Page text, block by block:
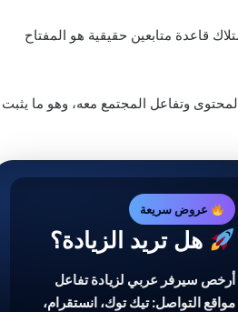
قاعدة متابعين حقيقية هو المفتاح
المحتوى وتفاعل المجتمع معه، وهو ما يثبت
عروض سريعة
هل تريد الزيادة؟
أرخص سيرفر عربي لزيادة تفاعل
مواقع التواصل: تيك توك، انستقرام،